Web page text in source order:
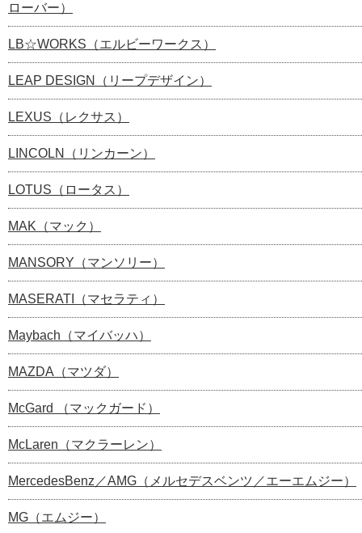
ローバー）
LB☆WORKS（エルビーワークス）
LEAP DESIGN（リープデザイン）
LEXUS（レクサス）
LINCOLN（リンカーン）
LOTUS（ロータス）
MAK（マック）
MANSORY（マンソリー）
MASERATI（マセラティ）
Maybach（マイバッハ）
MAZDA（マツダ）
McGard （マックガード）
McLaren（マクラーレン）
MercedesBenz／AMG（メルセデスベンツ／エーエムジー）
MG（エムジー）